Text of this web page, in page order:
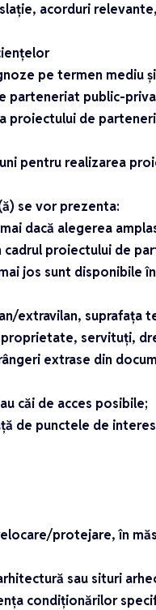
acorduri
pe termen mediu
parteneriat public-
proiectului de
pentru realizarea
se vor prezenta:
dacă alegerea
proiectului de
jos sunt disponibile
extravilan, suprafața
servituți,
extrase din
căi de acces posibile;
de punctele de
protejare, în
sau situri
condiționărilor